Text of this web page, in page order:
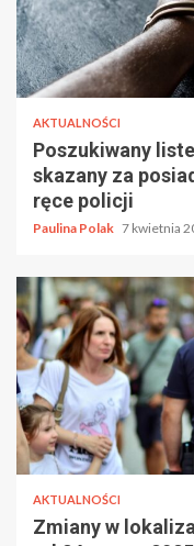
AKTUALNOŚCI
Poszukiwany
skazany za
ręce policji
Paulina Polak 7 kwietnia
AKTUALNOŚCI
Zmiany w